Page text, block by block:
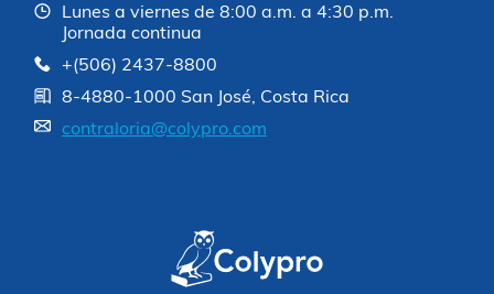
Lunes a viernes de 8:00 a.m. a 4:30 p.m.
Jornada continua
+(506) 2437-8800
8-4880-1000 San José, Costa Rica
contraloria@colypro.com